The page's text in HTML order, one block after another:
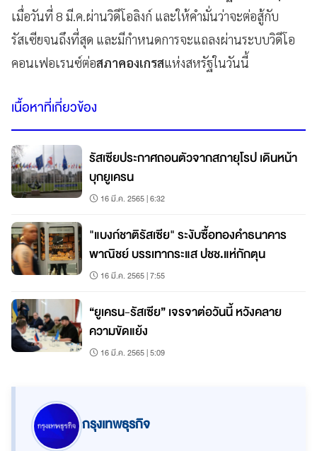
เมื่อวันที่ 8 มี.ค.ผ่านวิดีโอลิงก์ และให้คำมั่นว่าจะต่อสู้กับ
รัสเซียจนถึงที่สุด และมีกำหนดการจะแถลงผ่านระบบวิดีโอ
คอนเฟอเรนซ์ต่อสภาคองเกรสแห่งสหรัฐในวันนี้
เนื้อหาที่เกี่ยวข้อง
รัสเซียประกาศถอนตัวจากสภายุโรป เดินหน้า
บุกยูเครน
16 มี.ค. 2565 | 6:32
"แบงก์ชาติรัสเซีย" ระงับซื้อทองคำธนาคาร
พาณิชย์ บรรเทากระแส ปชช.แห่กักตุน
16 มี.ค. 2565 | 7:55
“ยูเครน-รัสเซีย” เจรจาต่อวันนี้ หวังคลาย
ความขัดแย้ง
16 มี.ค. 2565 | 5:09
กรุงเทพธุรกิจ